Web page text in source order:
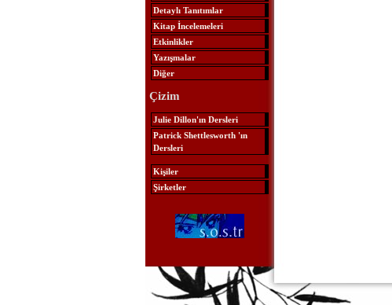
Detaylı Tanıtımlar
Kitap İncelemeleri
Etkinlikler
Yazışmalar
Diğer
Çizim
Julie Dillon'ın Dersleri
Patrick Shettlesworth 'ın
Dersleri
Kişiler
Şirketler